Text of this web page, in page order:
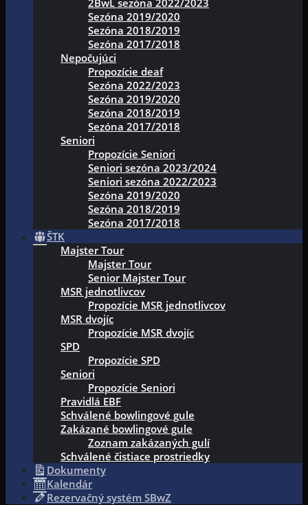
2BwL sezóna 2022/2023
Sezóna 2019/2020
Sezóna 2018/2019
Sezóna 2017/2018
Nepočujúci
Propozície deaf
Sezóna 2022/2023
Sezóna 2019/2020
Sezóna 2018/2019
Sezóna 2017/2018
Seniori
Propozície Seniori
Seniori sezóna 2023/2024
Seniori sezóna 2022/2023
Sezóna 2019/2020
Sezóna 2018/2019
Sezóna 2017/2018
ŠTK
Majster Tour
Majster Tour
Senior Majster Tour
MSR jednotlivcov
Propozície MSR jednotlivcov
MSR dvojíc
Propozície MSR dvojíc
SPD
Propozície SPD
Seniori
Propozície Seniori
Pravidlá EBF
Schválené bowlingové gule
Zakázané bowlingové gule
Zoznam zakázaných gulí
Schválené čistiace prostriedky
Dokumenty
Kalendár
Rezervačný systém SBwZ